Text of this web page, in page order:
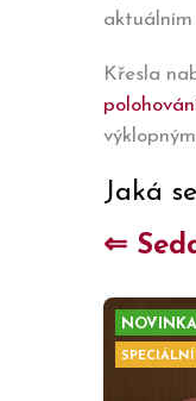
Křesla
Jaká
⇐
NOVINKA